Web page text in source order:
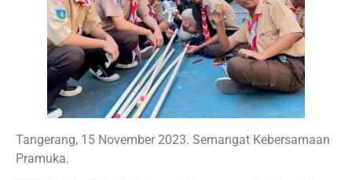
Tangerang, 15 November 2023. Semangat Kebersamaan
Pramuka.